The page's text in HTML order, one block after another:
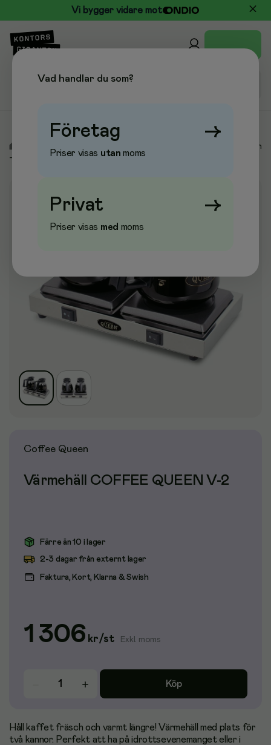
Vi bygger vidare mot
Coffee Queen
- CREM
Coffee Queen
Värmehäll COFFEE QUEEN V-2
Färre än 10 i lager
2-3 dagar från externt lager
Faktura, Kort, Klarna & Swish
1 306 kr/st Exkl. moms
Köp
Håll kaffet fräsch och varmt längre! Värmehäll med plats för
två kannor. Perfekt att ha på idrottsevenemanget eller i
Vad handlar du som?
Företag →
Priser visas utan moms
Privat →
Priser visas med moms